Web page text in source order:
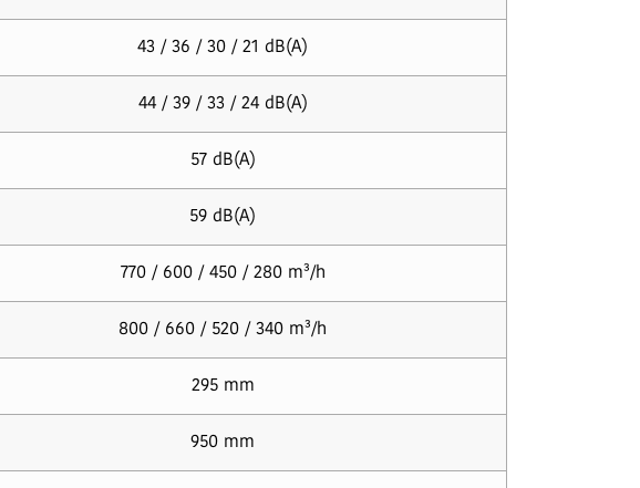
43 / 36 / 30 / 21 dB(A)
44 / 39 / 33 / 24 dB(A)
57 dB(A)
59 dB(A)
770 / 600 / 450 / 280 m³/h
800 / 660 / 520 / 340 m³/h
295 mm
950 mm